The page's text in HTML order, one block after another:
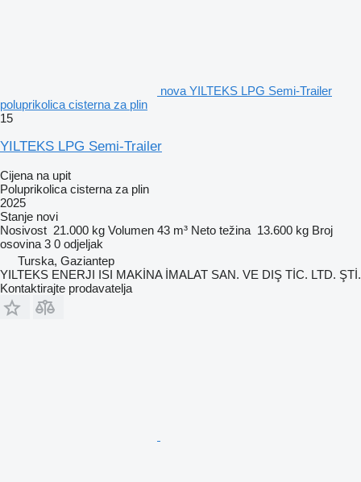
nova YILTEKS LPG Semi-Trailer
poluprikolica cisterna za plin
15
YILTEKS LPG Semi-Trailer
Cijena na upit
Poluprikolica cisterna za plin
2025
Stanje novi
Nosivost 21.000 kg Volumen 43 m³ Neto težina 13.600 kg Broj
osovina 3 0 odjeljak
Turska, Gaziantep
YILTEKS ENERJI ISI MAKİNA İMALAT SAN. VE DIŞ TİC. LTD. ŞTİ.
Kontaktirajte prodavatelja